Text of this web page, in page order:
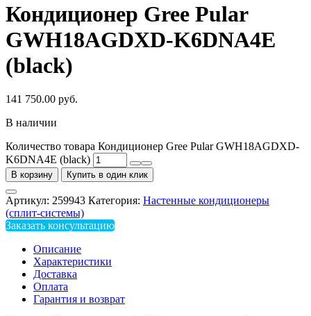
Кондиционер Gree Pular
GWH18AGDXD-K6DNA4E
(black)
141 750.00 руб.
В наличии
Количество товара Кондиционер Gree Pular GWH18AGDXD-
K6DNA4E (black)
В корзину Купить в один клик
Артикул: 259943 Категория: Настенные кондиционеры
(сплит-системы)
Заказать консультацию
Описание
Характеристики
Доставка
Оплата
Гарантия и возврат